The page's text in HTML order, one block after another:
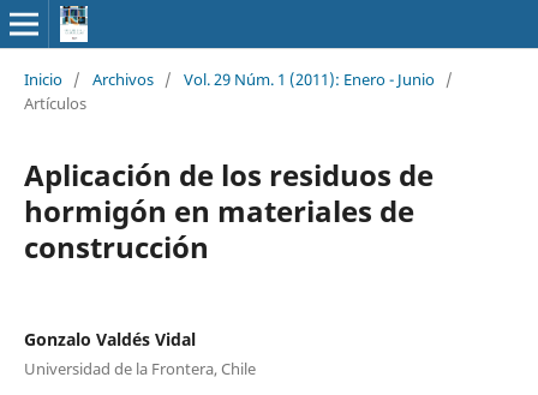
Inicio / Archivos / Vol. 29 Núm. 1 (2011): Enero - Junio /
Artículos
Aplicación de los residuos de
hormigón en materiales de
construcción
Gonzalo Valdés Vidal
Universidad de la Frontera, Chile